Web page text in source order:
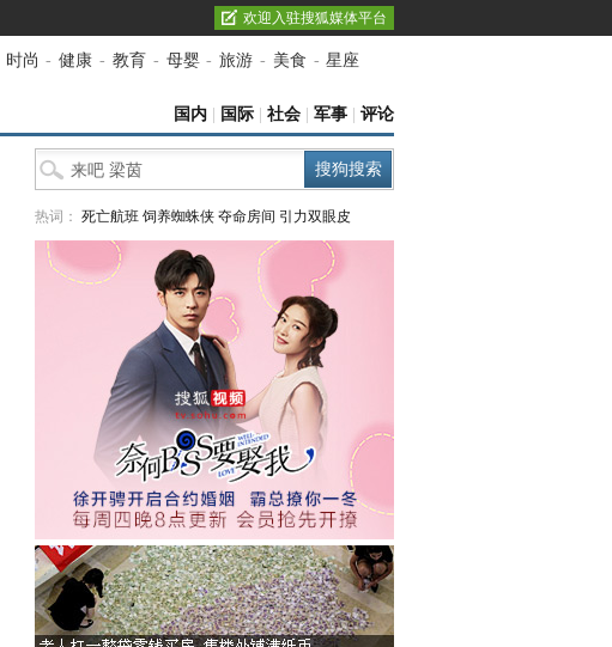
欢迎入驻搜狐媒体平台
时尚 - 健康 - 教育 - 母婴 - 旅游 - 美食 - 星座
国内 国际 社会 军事 评论
热词： 死亡航班 饲养蜘蛛侠 夺命房间 引力双眼皮